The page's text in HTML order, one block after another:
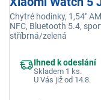
Chytré hodinky, 1,54"
NFC, Bluetooth 5.4,
stříbrná/zelená
Ihned k odeslání
Skladem 1 ks.
U Vás již od 14.8.